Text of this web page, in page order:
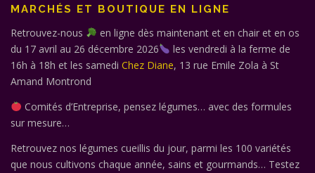
MARCHÉS ET BOUTIQUE EN LIGNE
Retrouvez-nous
en ligne dès maintenant et en chair et en os
du 17 avril au 26 décembre 2026
les vendredi à la ferme de
16h à 18h et les samedi Chez Diane, 13 rue Emile Zola à St
Amand Montrond
Comités d’Entreprise, pensez légumes… avec des formules
sur mesure…
Retrouvez nos légumes cueillis du jour, parmi les 100 variétés
que nous cultivons chaque année, sains et gourmands… Testez